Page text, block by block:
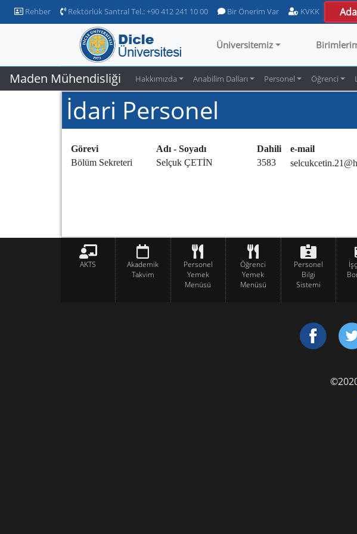
Rehber Rektörlük Santral Tel.: +90 412 241 10 00 Bir Önerim Var KVKK
Üniversitemiz
Maden Mühendisliği Hakkımızda Anabilim Dalları Personel Öğrenci
İdari Personel
Görevi Adı - Soyadı Dahili
e-mail
Bölüm Sekreteri
Selçuk ÇETİN 3583
AKTS
Akademik
Takvim
Personel
Yemek
Menüsü
Öğrenci
Yemek
Menüsü
Personel
Bilgi
Sistemi